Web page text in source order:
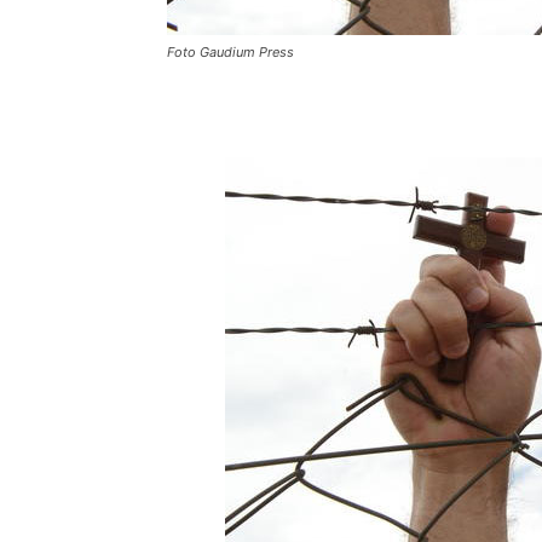
Foto Gaudium Press